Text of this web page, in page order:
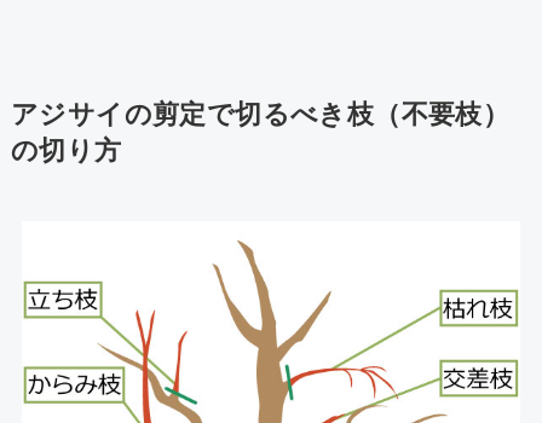
アジサイの剪定で切るべき枝（不要枝）
の切り方